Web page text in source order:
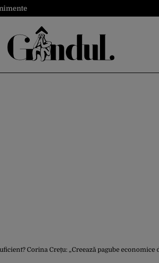
Corina Crețu: „Creează pagube economice